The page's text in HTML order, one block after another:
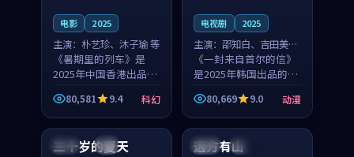
电影 2025
主演： 朴艺珍、沐子瑜 等
《暑期里的列车》是
2025年中国香港出品的
科幻新作，主创团队希
望用城市夜归人的故事
让观众停下来想一想。
朴艺珍领衔，沐子瑜担
任重要角色，郑书延的
80,581 9.4 科幻
电视剧 2025
主演： 邵知白、吉田美琴
等
《一封来自首尔的信》
是2025年韩国出品的动
漫新作，主创团队希望
用高考往事的故事让观
众停下来想一想。邵知
重要角色，谢承南的
80,669 9.0 动漫
法国 4K
三十岁的夏天 法国 独播
远方有山